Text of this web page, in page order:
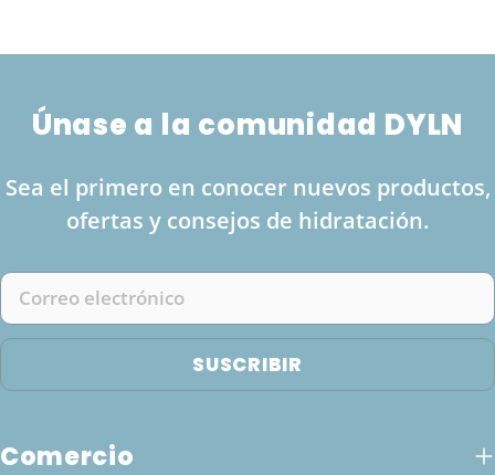
Únase a la comunidad DYLN
Sea el primero en conocer nuevos productos,
ofertas y consejos de hidratación.
Correo
electrónico
SUSCRIBIR
Comercio